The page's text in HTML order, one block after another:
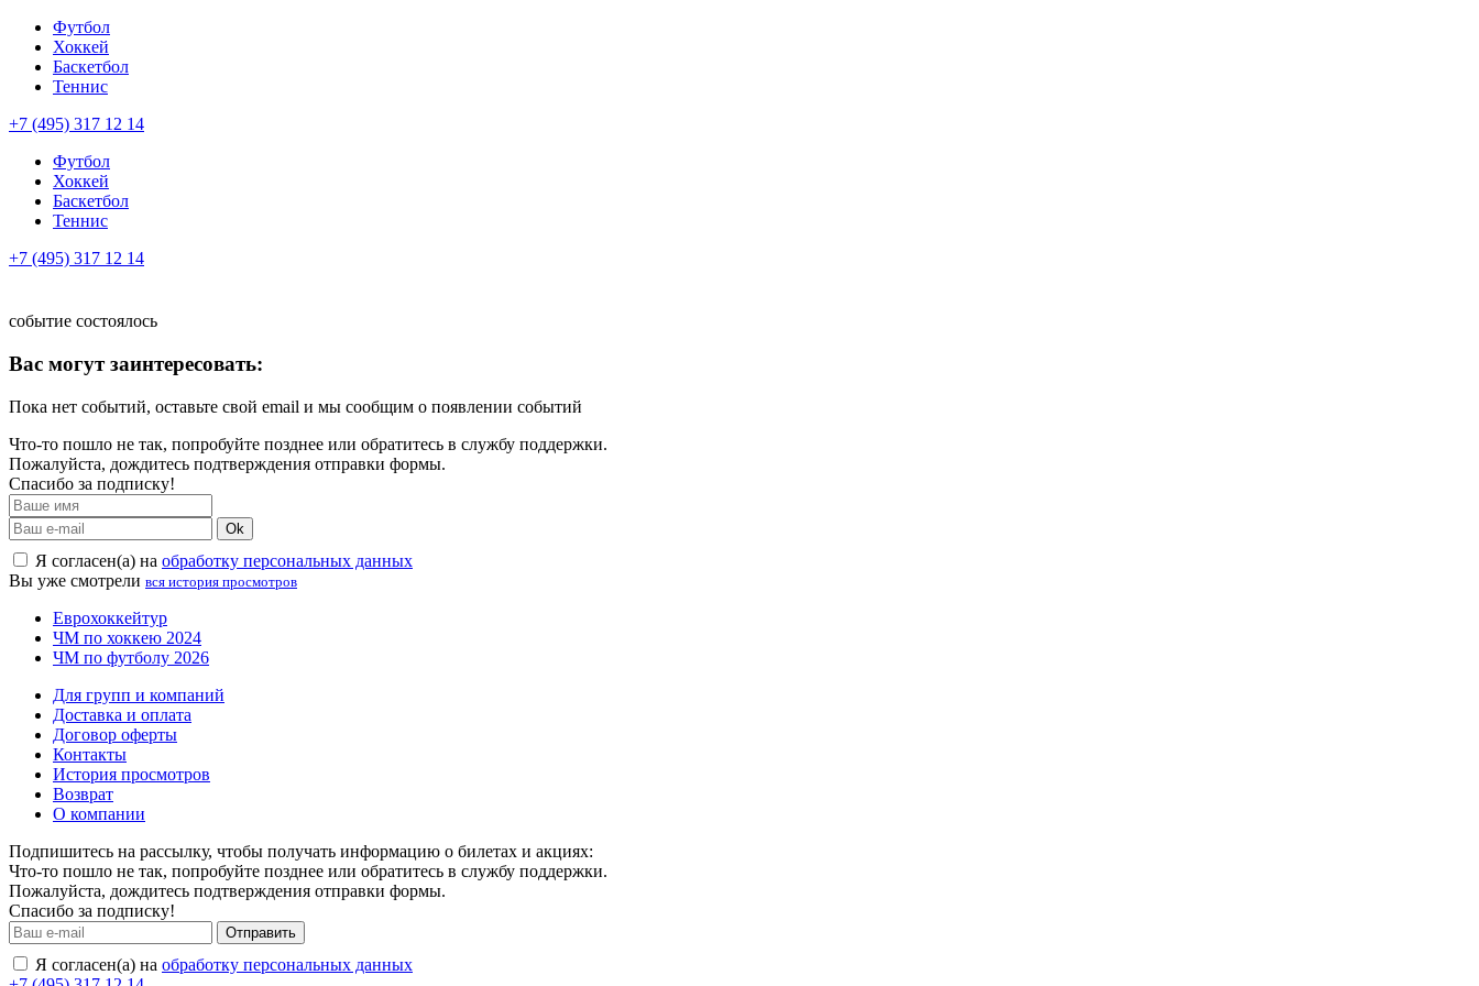
Футбол
Хоккей
Баскетбол
Теннис
+7 (495) 317 12 14
Футбол
Хоккей
Баскетбол
Теннис
+7 (495) 317 12 14
событие состоялось
Вас могут заинтересовать:
Пока нет событий, оставьте свой email и мы сообщим о появлении событий
Что-то пошло не так, попробуйте позднее или обратитесь в службу поддержки.
Пожалуйста, дождитесь подтверждения отправки формы.
Спасибо за подписку!
Ok
Я согласен(а) на обработку персональных данных
Вы уже смотрели вся история просмотров
Еврохоккейтур
ЧМ по хоккею 2024
ЧМ по футболу 2026
Для групп и компаний
Доставка и оплата
Договор оферты
Контакты
История просмотров
Возврат
О компании
Подпишитесь на рассылку, чтобы получать информацию о билетах и акциях:
Что-то пошло не так, попробуйте позднее или обратитесь в службу поддержки.
Пожалуйста, дождитесь подтверждения отправки формы.
Спасибо за подписку!
Отправить
Я согласен(а) на обработку персональных данных